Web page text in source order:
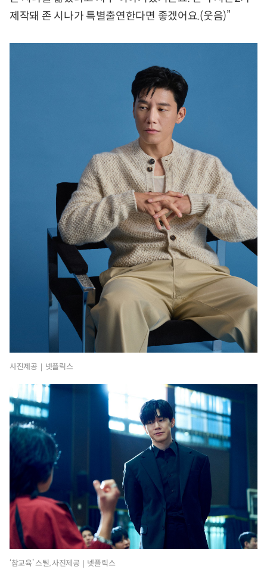
제작돼 존 시나가 특별출연한다면 좋겠어요.(웃음)”
사진제공｜넷플릭스
‘참교육’ 스틸, 사진제공｜넷플릭스